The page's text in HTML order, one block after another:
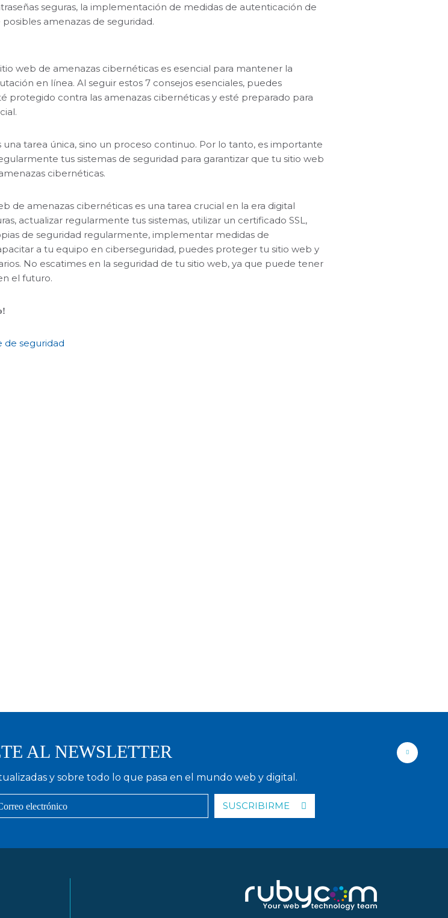
seguras, la implementación de medidas de autenticación de
amenazas de seguridad.
web de amenazas cibernéticas es esencial para mantener la
en línea. Al seguir estos 7 consejos esenciales, puedes
protegido contra las amenazas cibernéticas y esté preparado para
una tarea única, sino un proceso continuo. Por lo tanto, es importante
tus sistemas de seguridad para garantizar que tu sitio web
cibernéticas.
de amenazas cibernéticas es una tarea crucial en la era digital
actualizar regularmente tus sistemas, utilizar un certificado SSL,
de seguridad regularmente, implementar medidas de
a tu equipo en ciberseguridad, puedes proteger tu sitio web y
No escatimes en la seguridad de tu sitio web, ya que puede tener
el futuro.
de seguridad
AL NEWSLETTER
y sobre todo lo que pasa en el mundo web y digital.
SUSCRIBIRME